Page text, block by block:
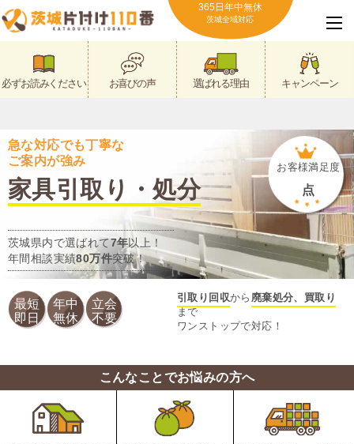
365日年中無休
茨城全域対応
必ずお読みください お喜びの声 選ばれる理由 キャンペーン
急な対応でも丁寧な
ご案内が強み
家具引取り・処分
茨城県内で選ばれて7年以上！
年間相談実績80万件突破！
お客様満足度
点
最短
即日
年中
無休
立会
不要
引取り回収から 廃棄処分、買取り
まで
ワンストップで対応！
こんなことでお悩みの方へ